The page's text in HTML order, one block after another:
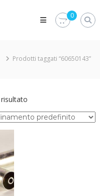
0
Prodotti taggati “60650143”